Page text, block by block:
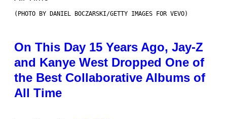
(PHOTO BY DANIEL BOCZARSKI/GETTY IMAGES FOR VEVO)
On This Day 15 Years Ago, Jay-Z
and Kanye West Dropped One of
the Best Collaborative Albums of
All Time